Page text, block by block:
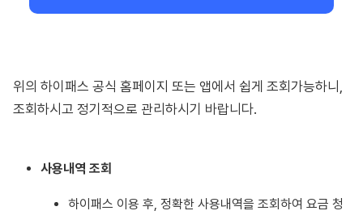
위의 하이패스 공식 홈페이지 또는 앱에서 쉽게 조회가능하니,
조회하시고 정기적으로 관리하시기 바랍니다.
사용내역 조회
하이패스 이용 후, 정확한 사용내역을 조회하여 요금 청